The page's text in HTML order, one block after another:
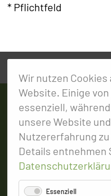
* Pflichtfeld
Wir nutzen
Website. Einige
essenziell,
unsere Website
Nutzererfahrung
Details entnehmen
Essenziell